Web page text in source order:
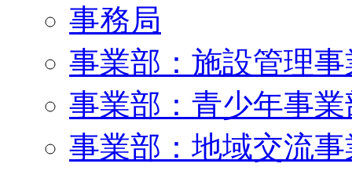
事務局
事業部：施設管理
事業部：青少年事業
事業部：地域交流